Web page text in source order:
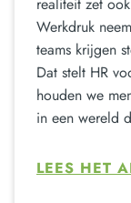
Werkdruk
teams krijgen
Dat stelt HR
houden we
in een wereld
LEES HET